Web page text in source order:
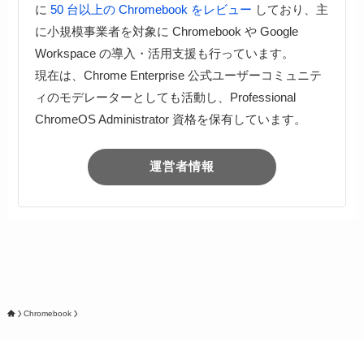
に 50 台以上の Chromebook をレビュー しており、主
に小規模事業者を対象に Chromebook や Google
Workspace の導入・活用支援も行っています。
現在は、Chrome Enterprise 公式ユーザーコミュニテ
ィのモデレーターとしても活動し、Professional
ChromeOS Administrator 資格を保有しています。
運営者情報
Chromebook